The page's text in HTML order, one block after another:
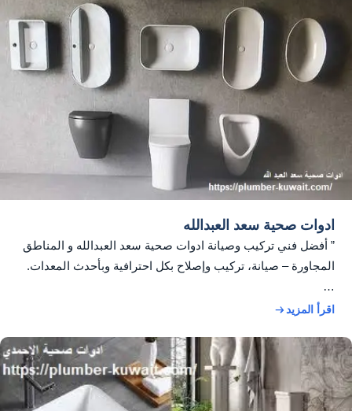
ادوات صحية سعد العبدالله
” أفضل فني تركيب وصيانة ادوات صحية سعد العبدالله و المناطق
المجاورة – صيانة، تركيب وإصلاح بكل احترافية وبأحدث المعدات.
…
اقرأ المزيد